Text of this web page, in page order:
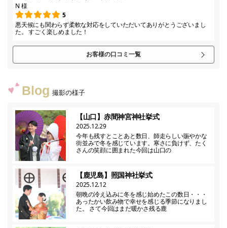
N 様
5
悪天候にも関わらず柔軟な対応をしていただいてありがとうございまし
た。 すごく楽しめました！
お客様の口コミ一覧
Blog 撮影の様子
【山口】赤間神宮神社挙式
2025.12.29
今年も残すとことあと数日、師走らしい賑やかな
街並みで冬を感じています。寒さに負けず、たく
さんの笑顔に囲まれた今回は山口の
【鹿児島】照国神社挙式
2025.12.12
朝晩の冷え込みに冬を感じ始めたこの数日・・・
あったかい飲み物で幸せを感じる季節になりまし
た。 さて今回はまだ暖かさ残る鹿